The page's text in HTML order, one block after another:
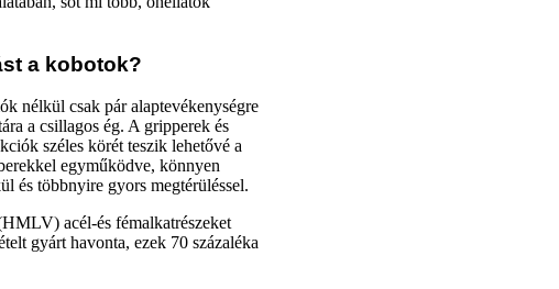
a kobotok?
nélkül csak pár alaptevékenységre
a csillagos ég. A gripperek és
széles körét teszik lehetővé a
egyműködve, könnyen
és többnyire gyors megtérüléssel.
acél-és fémalkatrészeket
gyárt havonta, ezek 70 százaléka